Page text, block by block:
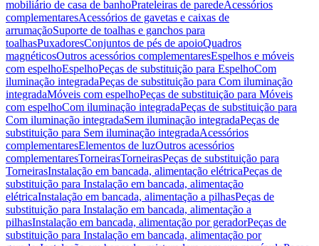
mobiliário de casa de banhoPrateleiras de paredeAcessórios
complementaresAcessórios de gavetas e caixas de
arrumaçãoSuporte de toalhas e ganchos para
toalhasPuxadoresConjuntos de pés de apoioQuadros
magnéticosOutros acessórios complementaresEspelhos e móveis
com espelhoEspelhoPeças de substituição para EspelhoCom
iluminação integradaPeças de substituição para Com iluminação
integradaMóveis com espelhoPeças de substituição para Móveis
com espelhoCom iluminação integradaPeças de substituição para
Com iluminação integradaSem iluminação integradaPeças de
substituição para Sem iluminação integradaAcessórios
complementaresElementos de luzOutros acessórios
complementaresTorneirasTorneirasPeças de substituição para
TorneirasInstalação em bancada, alimentação elétricaPeças de
substituição para Instalação em bancada, alimentação
elétricaInstalação em bancada, alimentação a pilhasPeças de
substituição para Instalação em bancada, alimentação a
pilhasInstalação em bancada, alimentação por geradorPeças de
substituição para Instalação em bancada, alimentação por